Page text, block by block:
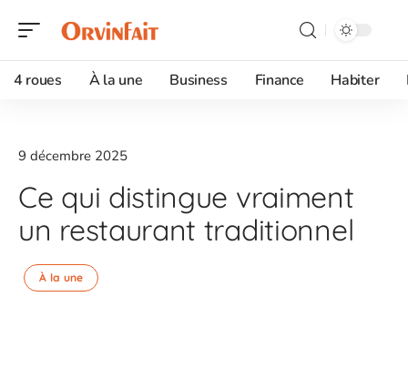
4 roues À la une Business Finance Habiter
9 décembre 2025
Ce qui distingue vraiment
un restaurant traditionnel
À la une